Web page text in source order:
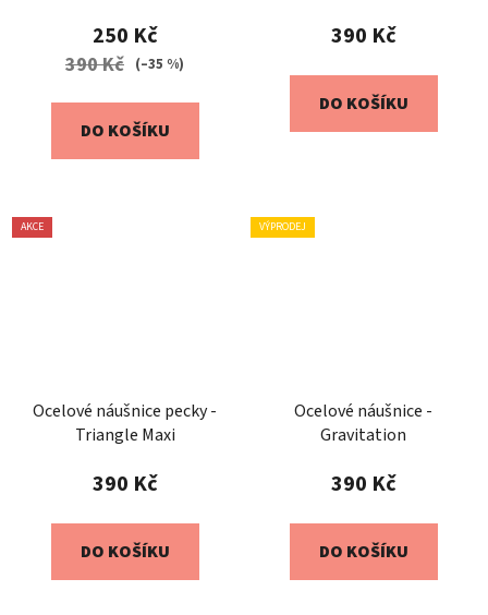
250 Kč
390 Kč (–35 %)
DO KOŠÍKU
390 Kč
DO KOŠÍKU
AKCE
Ocelové náušnice pecky -
Triangle Maxi
390 Kč
DO KOŠÍKU
VÝPRODEJ
Ocelové náušnice -
Gravitation
390 Kč
DO KOŠÍKU